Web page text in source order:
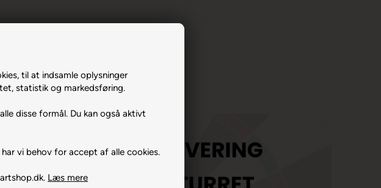
til at indsamle oplysninger
statistik og markedsføring.
disse formål. Du kan også aktivt
vi behov for accept af alle cookies.
Læs mere